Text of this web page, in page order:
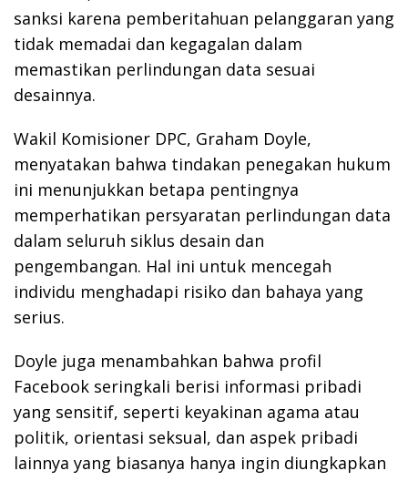
sanksi karena pemberitahuan pelanggaran yang
tidak memadai dan kegagalan dalam
memastikan perlindungan data sesuai
desainnya.
Wakil Komisioner DPC, Graham Doyle,
menyatakan bahwa tindakan penegakan hukum
ini menunjukkan betapa pentingnya
memperhatikan persyaratan perlindungan data
dalam seluruh siklus desain dan
pengembangan. Hal ini untuk mencegah
individu menghadapi risiko dan bahaya yang
serius.
Doyle juga menambahkan bahwa profil
Facebook seringkali berisi informasi pribadi
yang sensitif, seperti keyakinan agama atau
politik, orientasi seksual, dan aspek pribadi
lainnya yang biasanya hanya ingin diungkapkan